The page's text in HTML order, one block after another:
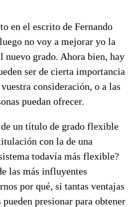
en el escrito de Fernando
no voy a mejorar yo la
nuevo grado. Ahora bien, hay
ser de cierta importancia
consideración, o a las
puedan ofrecer.
un título de grado flexible
con la de una
todavía más flexible?
las más influyentes
por qué, si tantas ventajas
presionar para obtener